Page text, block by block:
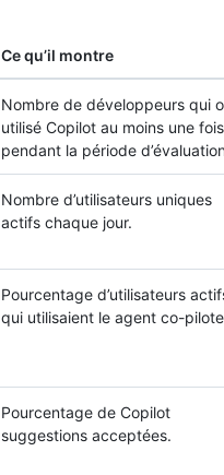
Ce qu’il montre
Nombre de développeurs qui
utilisé Copilot au moins une fois
pendant la période
Nombre d’utilisateurs uniques
actifs chaque jour.
Pourcentage d’utilisateurs
qui utilisaient le agent co-
Pourcentage de Copilot
suggestions acceptées.